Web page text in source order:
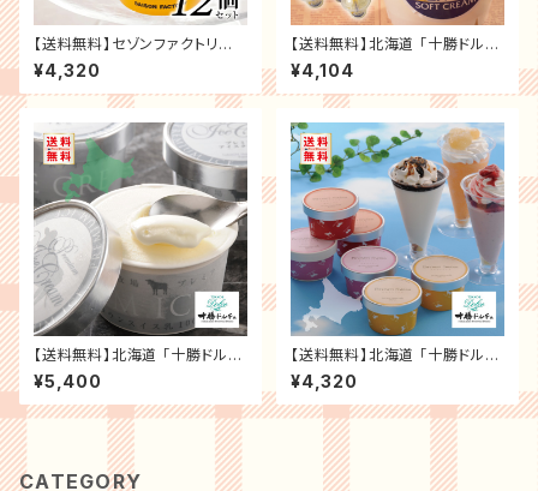
【送料無料】セゾンファクトリ
ー 日本の名産フルーツアイス
＜4種類12個入＞ お祝い お礼
贈り物 誕生日 記念日 スイーツ
¥4,320
【送料無料】北海道 「十勝ドルチ
ェ」 橋本牧場 プレミアムソフト
6個 記念日 誕生日プレゼント
お祝い 内祝 贈り物 お礼【メー
ゼント
¥4,104
【送料無料】北海道 「十勝ドルチ
ェ」 橋本牧場 プレミアムアイ
ス 12個 記念日 誕生日プレゼン
ト お祝い 内祝 贈り物 お礼【メ
ーカー直送】スイーツ ギフト プ
¥5,400
【送料無料】北海道 「十勝ドルチ
ェ」 ブラウンスイスアイス＆十勝
パフェ 記念日 誕生日プレゼント
お祝い 内祝 贈り物 お礼【メー
カー直送】スイーツ ギフト プレ
ゼント
¥4,320
CATEGORY